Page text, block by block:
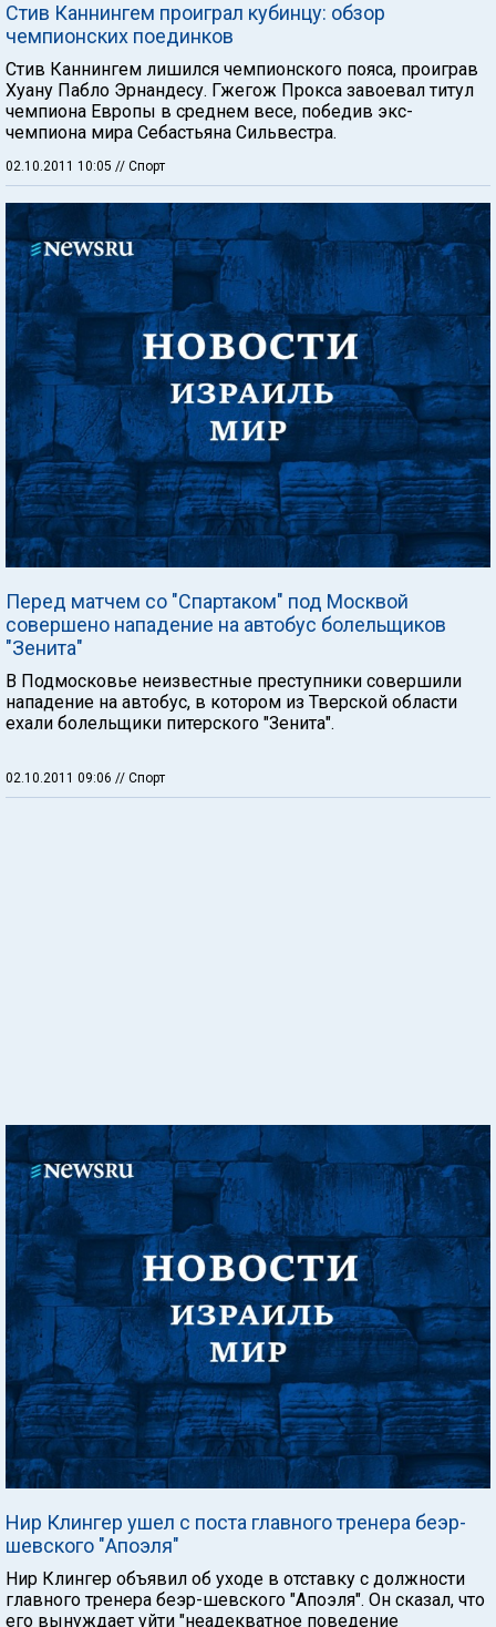
Стив Каннингем проиграл кубинцу: обзор
чемпионских поединков
Стив Каннингем лишился чемпионского пояса, проиграв
Хуану Пабло Эрнандесу. Гжегож Прокса завоевал титул
чемпиона Европы в среднем весе, победив экс-
чемпиона мира Себастьяна Сильвестра.
02.10.2011 10:05 // Спорт
Перед матчем со "Спартаком" под Москвой
совершено нападение на автобус болельщиков
"Зенита"
В Подмосковье неизвестные преступники совершили
нападение на автобус, в котором из Тверской области
ехали болельщики питерского "Зенита".
02.10.2011 09:06 // Спорт
Нир Клингер ушел с поста главного тренера беэр-
шевского "Апоэля"
Нир Клингер объявил об уходе в отставку с должности
главного тренера беэр-шевского "Апоэля". Он сказал, что
его вынуждает уйти "неадекватное поведение